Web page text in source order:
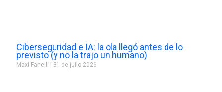
Ciberseguridad e IA: la ola llegó antes de lo
previsto (y no la trajo un humano)
Maxi Fanelli 31 de julio 2026